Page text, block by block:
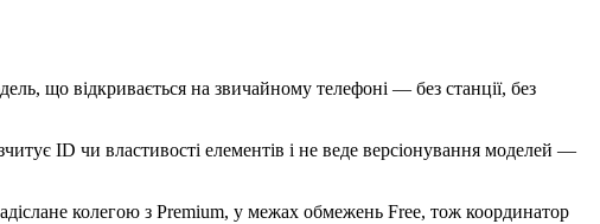
що відкривається на звичайному телефоні — без станції, без
ID чи властивості елементів і не веде версіонування моделей —
колегою з Premium, у межах обмежень Free, тож координатор